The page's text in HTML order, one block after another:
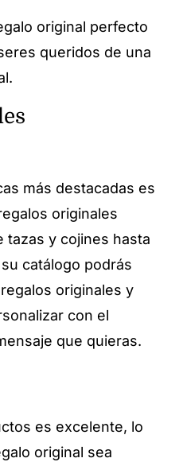
original perfecto
queridos de una
más destacadas es
originales
tazas y cojines hasta
catálogo podrás
originales y
con el
que quieras.
es excelente, lo
original sea